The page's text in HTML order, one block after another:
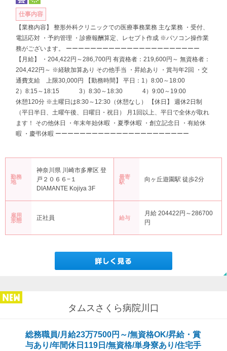
仕事内容
【業務内容】 整形外科クリニックでの医療事務業務 主な業務 ・受付、
電話応対 ・予約管理 ・診療報酬算定、レセプト作成 ※パソコン操作業
務がございます。 ーーーーーーーーーーーーーーーーーーーーーー
【月給】 ・204,422円～286,700円 有資格者：219,600円～ 無資格者：
204,422円～ ※経験加算あり その他手当 ・昇給あり ・賞与年2回 ・交
通費支給 上限30,000円 【勤務時間】 平日：1）8:00～18:00
2）8:15～18:15 3）8:30～18:30 4）9:00～19:00
休憩120分 ※土曜日は8:30～12:30（休憩なし） 【休日】 週休2日制
（平日半日、土曜午後、日曜日・祝日） 月1回以上、平日で全休が取れ
ます！ その他休日 ・年末年始休暇 ・夏季休暇 ・創立記念日 ・有給休
暇 ・慶弔休暇 ーーーーーーーーーーーーーーーーーーーーーー
勤務
地
神奈川県 川崎市多摩区 登
戸２０６６−１
DIAMANTE Kojiya 3F
最寄
駅
向ヶ丘遊園駅 徒歩2分
雇用
形態
正社員 給与
月給 204422円～286700
円
タムスさくら病院川口
総務職員/月給23万7500円～/無資格OK/昇給・賞
与あり/年間休日119日/無資格/単身寮あり/住宅手